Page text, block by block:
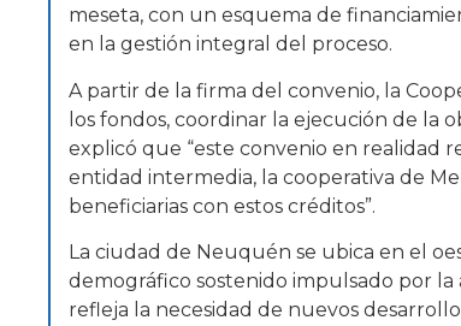
meseta, con un esquema de
en la gestión integral del proceso.
A partir de la firma del convenio, la
los fondos, coordinar la ejecución de la
explicó que “este convenio en realidad
entidad intermedia, la cooperativa de
beneficiarias con estos créditos”.
La ciudad de Neuquén se ubica en el
demográfico sostenido impulsado por
refleja la necesidad de nuevos